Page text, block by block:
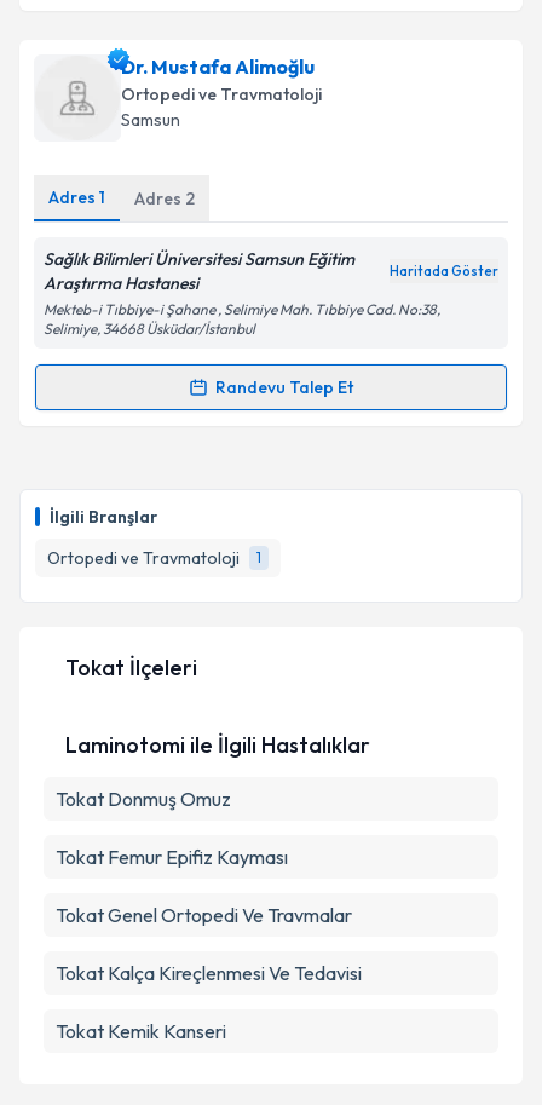
İlgili Branşlar
Ortopedi ve Travmatoloji
1
Dr. Osman Talha Gürcaniçin randevu takvimi talebi
oluşturun. Size bu uzmandan randevu almanız için bir
takvim hazırlandığında e-posta ile bilgilendireceğiz.
Kişisel verilerimin işlenmesine ilişkin
Aydınlatma
Metni'ni okudum ve kişisel verilerimin belirtilen
kapsamda işlenmesini kabul ediyorum.
Takvim Talebini Gönder
Dr. Mustafa Alimoğlu
Ortopedi ve Travmatoloji
Samsun
Adres 1 Adres 2
Sağlık Bilimleri Üniversitesi Samsun Eğitim
Araştırma Hastanesi
Haritada Göster
Mekteb-i Tıbbiye-i Şahane , Selimiye Mah. Tıbbiye Cad. No:38,
Selimiye, 34668 Üsküdar/İstanbul
Randevu Talep Et
Randevu Takvimi Talebi
takvim hazırlandığında e-posta ile bilgilendireceğiz.
kapsamda işlenmesini kabul ediyorum.
Tokat İlçeleri
Laminotomi ile İlgili Hastalıklar
Tokat Donmuş Omuz
Tokat Femur Epifiz Kayması
Tokat Genel Ortopedi Ve Travmalar
Tokat Kalça Kireçlenmesi Ve Tedavisi
Tokat Kemik Kanseri